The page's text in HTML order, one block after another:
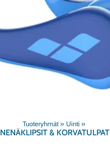
Tuoteryhmät‪» Uinti ‪»
NENÄKLIPSIT & KORVATULPAT